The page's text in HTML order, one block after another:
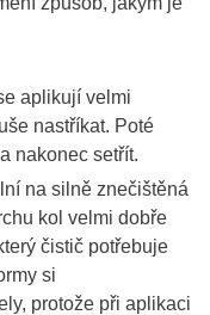
aplikují velmi
nastříkat. Poté
nakonec setřít.
na silně znečištěná
kol velmi dobře
čistič potřebuje
si
protože při aplikaci